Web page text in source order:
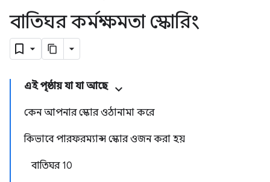
বাতিঘর কর্মক্ষমতা স্কোরিং
এই পৃষ্ঠায় যা যা আছে
কেন আপনার স্কোর ওঠানামা করে
কিভাবে পারফরম্যান্স স্কোর ওজন করা হয়
বাতিঘর 10